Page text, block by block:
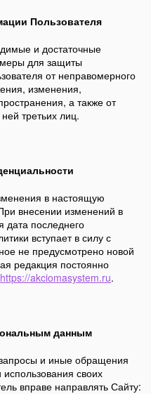
Пользователя
и достаточные
меры для защиты
от неправомерного
изменения,
а также от
третьих лиц.
в настоящую
внесении изменений в
дата последнего
вступает в силу с
не предусмотрено новой
редакция постоянно
https://akciomasystem.ru.
данным
и иные обращения
своих
вправе направлять Сайту: